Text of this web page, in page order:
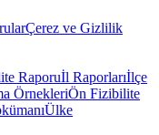
Çerez ve Gizlilik
Raporuİl Raporlarıİlçe
ÖrnekleriÖn Fizibilite
Ülke